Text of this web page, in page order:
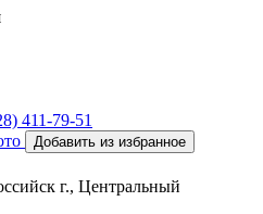
411-79-51
Добавить из избранное
г., Центральный